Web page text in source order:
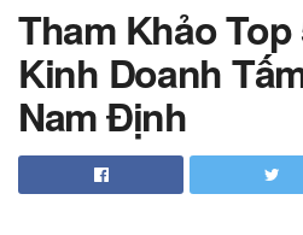
Tham Khảo
Kinh Doanh
Nam Định